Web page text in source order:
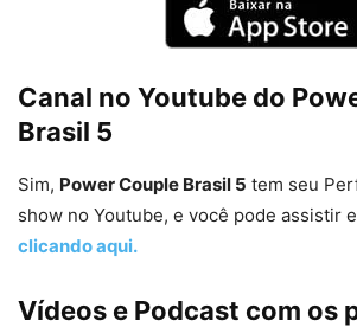
Canal no Youtube do
Brasil 5
Sim, Power Couple Brasil 5 tem seu
show no Youtube, e você pode assistir
clicando aqui.
Vídeos e Podcast com os